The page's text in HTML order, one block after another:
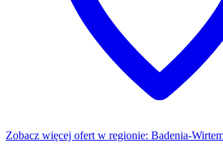
Zobacz więcej ofert w regionie: Badenia-